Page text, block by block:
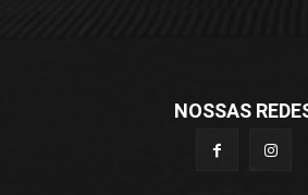
NOSSAS